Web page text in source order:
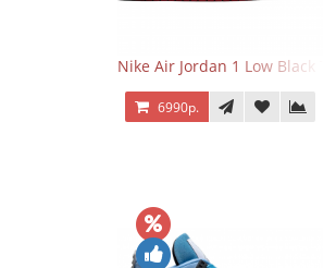
Nike Air Jordan 1 Low Black Toe
6990р.